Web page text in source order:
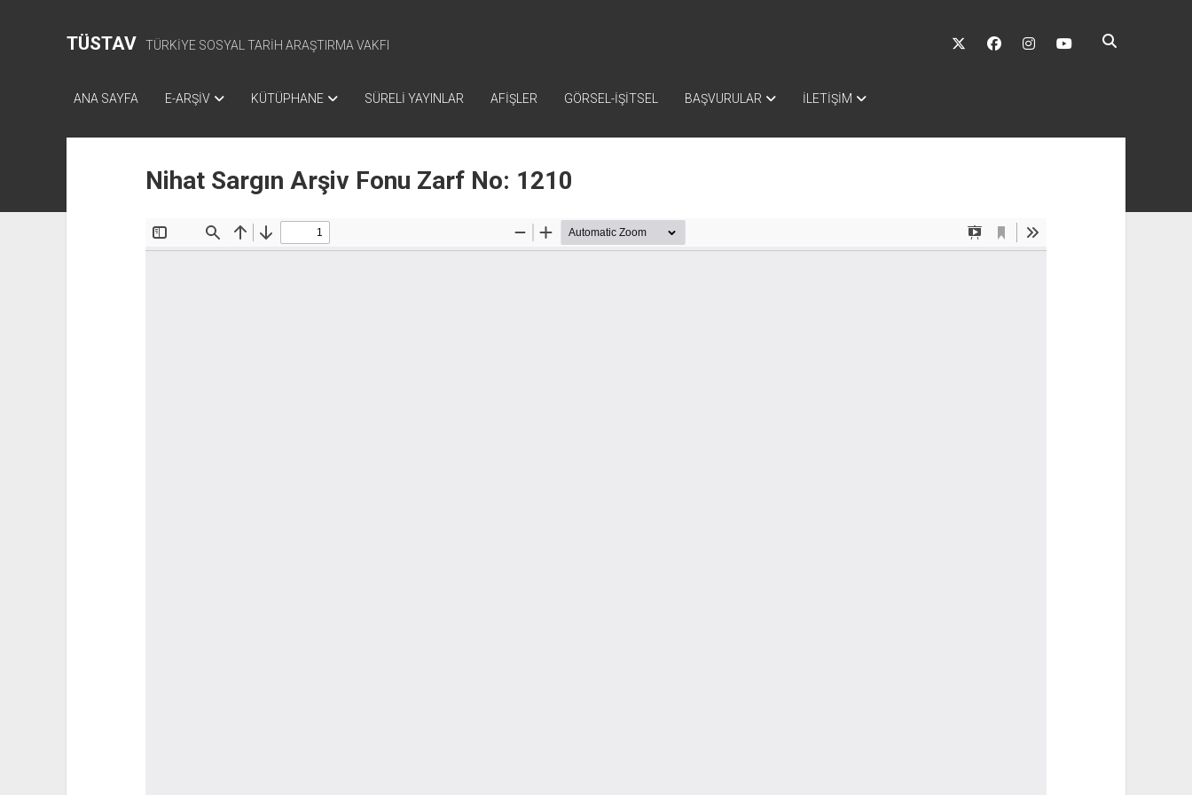
TÜSTAV TÜRKİYE SOSYAL TARİH ARAŞTIRMA VAKFI
twitter facebookinstagramyoutube
ANA SAYFA E-ARŞİV KÜTÜPHANE SÜRELİ YAYINLAR AFİŞLER GÖRSEL-İŞİTSEL BAŞVURULAR İLETİŞİM
Nihat Sargın Arşiv Fonu Zarf No: 1210